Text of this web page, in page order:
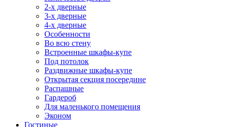
2-х дверные
3-х дверные
4-х дверные
Особенности
Во всю стену
Встроенные шкафы-купе
Под потолок
Раздвижные шкафы-купе
Открытая секция посередине
Распашные
Гардероб
Для маленького помещения
Эконом
Гостиные